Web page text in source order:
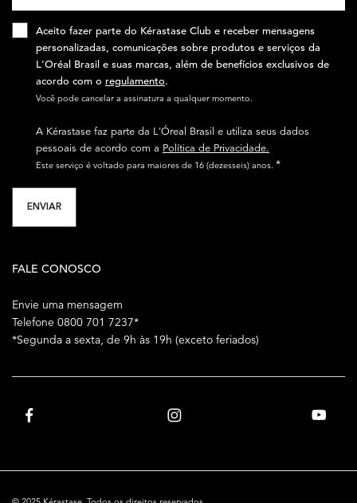
Aceito fazer parte do Kérastase Club e receber mensagens
personalizadas, comunicações sobre produtos e serviços da
L'Oréal Brasil e suas marcas, além de benefícios exclusivos de
acordo com o regulamento.​
Você pode cancelar a assinatura a qualquer momento.​
A Kérastase faz parte da L'Óreal Brasil e utiliza seus dados
pessoais de acordo com a Política de Privacidade.
Este serviço é voltado para maiores de 16 (dezesseis) anos. *
ENVIAR
FALE CONOSCO
Envie uma mensagem
Telefone 0800 701 7237*
*Segunda a sexta, de 9h às 19h (exceto feriados)